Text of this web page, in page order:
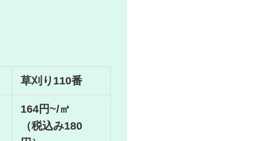
草刈り110番
164円~/㎡
（税込み180